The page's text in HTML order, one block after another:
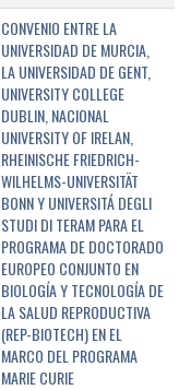
CONVENIO ENTRE LA
UNIVERSIDAD DE MURCIA,
LA UNIVERSIDAD DE GENT,
UNIVERSITY COLLEGE
DUBLIN, NACIONAL
UNIVERSITY OF IRELAN,
RHEINISCHE FRIEDRICH-
WILHELMS-UNIVERSITÄT
BONN Y UNIVERSITÁ DEGLI
STUDI DI TERAM PARA EL
PROGRAMA DE DOCTORADO
EUROPEO CONJUNTO EN
BIOLOGÍA Y TECNOLOGÍA DE
LA SALUD REPRODUCTIVA
(REP-BIOTECH) EN EL
MARCO DEL PROGRAMA
MARIE CURIE